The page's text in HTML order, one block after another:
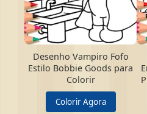
Desenho Vampiro Fofo
Estilo Bobbie Goods para
Colorir
Colorir Agora